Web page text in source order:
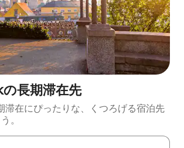
長期滞在先
滞在にぴったりな、くつろげる宿泊先
。